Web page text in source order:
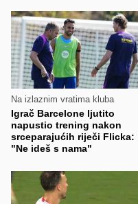
Na izlaznim vratima kluba
Igrač Barcelone ljutito
napustio trening nakon
srceparajućih riječi Flicka:
"Ne ideš s nama"